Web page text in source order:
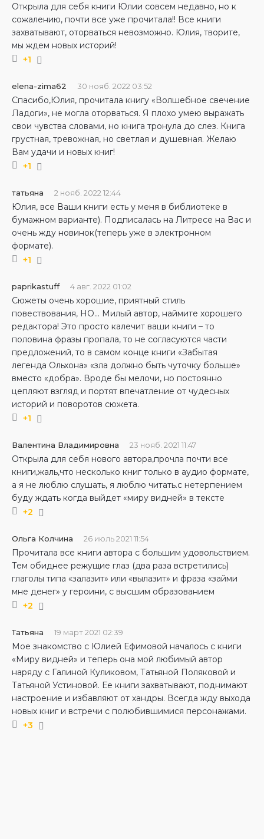
Открыла для себя книги Юлии совсем недавно, но к
сожалению, почти все уже прочитала!! Все книги
захватывают, оторваться невозможно. Юлия, творите,
мы ждем новых историй!
+1
elena-zima62 30 нояб. 2022 03:52
Спасибо,Юлия, прочитала книгу «Волшебное свечение
Ладоги», не могла оторваться. Я плохо умею выражать
свои чувства словами, но книга тронула до слез. Книга
грустная, тревожная, но светлая и душевная. Желаю
Вам удачи и новых книг!
+1
татьяна 2 нояб. 2022 12:44
Юлия, все Ваши книги есть у меня в библиотеке в
бумажном варианте). Подписалась на Литресе на Вас и
очень жду новинок(теперь уже в электронном
формате).
+1
paprikastuff 4 авг. 2022 01:02
Сюжеты очень хорошие, приятный стиль
повествования, НО… Милый автор, наймите хорошего
редактора! Это просто калечит ваши книги – то
половина фразы пропала, то не согласуются части
предложений, то в самом конце книги «Забытая
легенда Ольхона» «зла должно быть чуточку больше»
вместо «добра». Вроде бы мелочи, но постоянно
цепляют взгляд и портят впечатление от чудесных
историй и поворотов сюжета.
+1
Валентина Владимировна 23 нояб. 2021 11:47
Открыла для себя нового автора,прочла почти все
книги,жаль,что несколько книг только в аудио формате,
а я не люблю слушать, я люблю читать.с нетерпением
буду ждать когда выйдет «миру видней» в тексте
+2
Ольга Колчина 26 июль 2021 11:54
Прочитала все книги автора с большим удовольствием.
Тем обиднее режущие глаз (два раза встретились)
глаголы типа «залазит» или «вылазит» и фраза «займи
мне денег» у героини, с высшим образованием
+2
Татьяна 19 март 2021 02:39
Мое знакомство с Юлией Ефимовой началось с книги
«Миру видней» и теперь она мой любимый автор
наряду с Галиной Куликовом, Татьяной Поляковой и
Татьяной Устиновой. Ее книги захватывают, поднимают
настроение и избавляют от хандры. Всегда жду выхода
новых книг и встречи с полюбившимися персонажами.
+3